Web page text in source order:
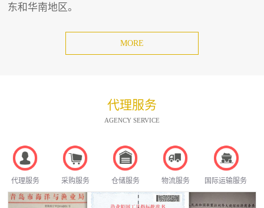
东和华南地区。
MORE
代理服务
AGENCY SERVICE
代理服务 采购服务 仓储服务 物流服务 国际运输服务